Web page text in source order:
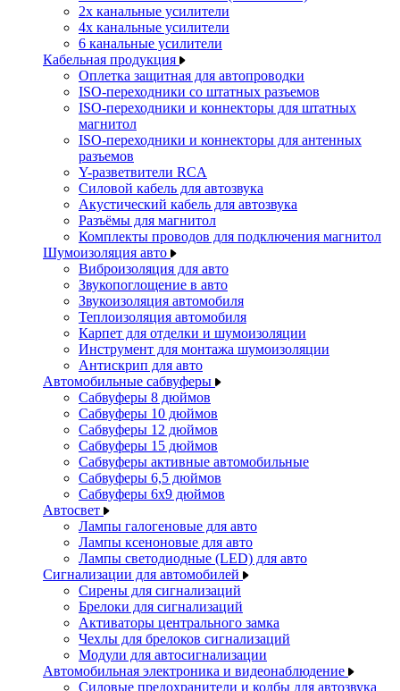
2х канальные усилители
4х канальные усилители
6 канальные усилители
Кабельная продукция
Оплетка защитная для автопроводки
ISO-переходники со штатных разъемов
ISO-переходники и коннекторы для штатных
магнитол
ISO-переходники и коннекторы для антенных
разъемов
Y-разветвители RCA
Силовой кабель для автозвука
Акустический кабель для автозвука
Разъёмы для магнитол
Комплекты проводов для подключения магнитол
Шумоизоляция авто
Виброизоляция для авто
Звукопоглощение в авто
Звукоизоляция автомобиля
Теплоизоляция автомобиля
Карпет для отделки и шумоизоляции
Инструмент для монтажа шумоизоляции
Антискрип для авто
Автомобильные сабвуферы
Сабвуферы 8 дюймов
Сабвуферы 10 дюймов
Сабвуферы 12 дюймов
Сабвуферы 15 дюймов
Сабвуферы активные автомобильные
Сабвуферы 6,5 дюймов
Сабвуферы 6x9 дюймов
Автосвет
Лампы галогеновые для авто
Лампы ксеноновые для авто
Лампы светодиодные (LED) для авто
Сигнализации для автомобилей
Сирены для сигнализаций
Брелоки для сигнализаций
Активаторы центрального замка
Чехлы для брелоков сигнализаций
Модули для автосигнализации
Автомобильная электроника и видеонаблюдение
Силовые предохранители и колбы для автозвука